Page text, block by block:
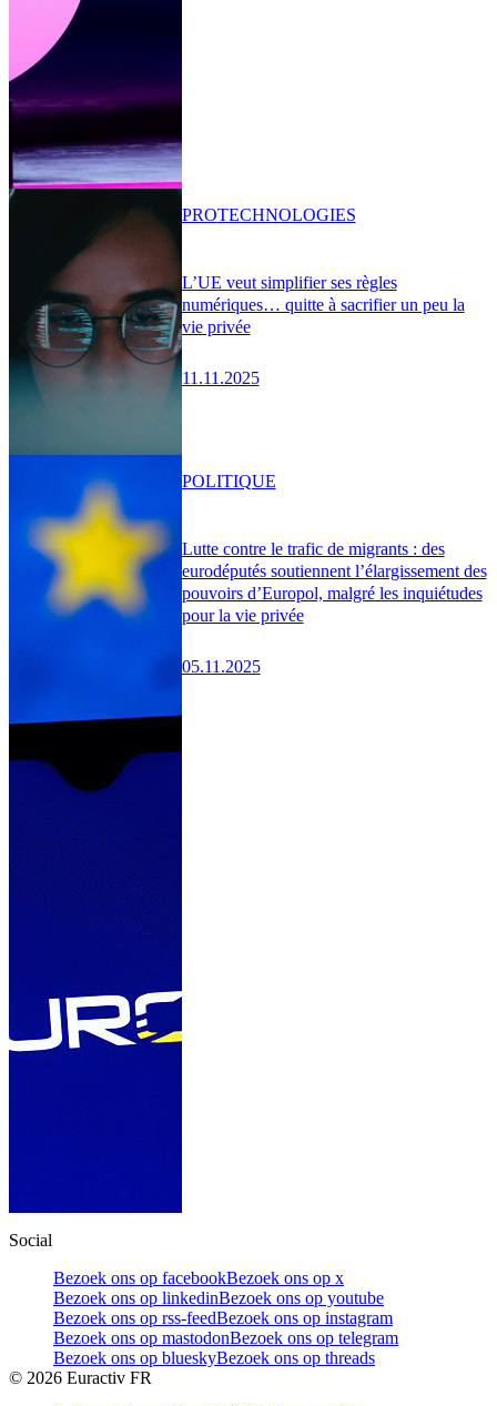
L’UE veut simplifier ses règles
numériques… quitte à sacrifier un peu la
vie privée
11.11.2025
PROTECHNOLOGIES
Lutte contre le trafic de migrants : des
eurodéputés soutiennent l’élargissement des
pouvoirs d’Europol, malgré les inquiétudes
pour la vie privée
05.11.2025
POLITIQUE
Social
Bezoek ons op facebookBezoek ons op x
Bezoek ons op linkedinBezoek ons op youtube
Bezoek ons op rss-feedBezoek ons op instagram
Bezoek ons op mastodonBezoek ons op telegram
Bezoek ons op blueskyBezoek ons op threads
© 2026 Euractiv FR